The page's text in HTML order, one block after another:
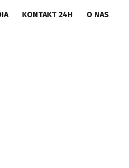
KONTAKT 24H O NAS